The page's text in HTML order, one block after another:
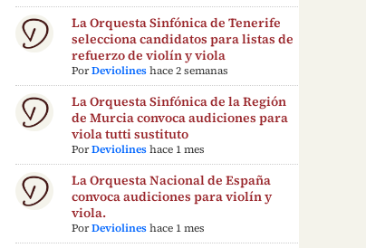
La Orquesta Sinfónica de Tenerife
selecciona candidatos para listas de
refuerzo de violín y viola
PorDeviolines hace 2 semanas
La Orquesta Sinfónica de la Región
de Murcia convoca audiciones para
viola tutti sustituto
PorDeviolines hace 1 mes
La Orquesta Nacional de España
convoca audiciones para violín y
viola.
PorDeviolines hace 1 mes